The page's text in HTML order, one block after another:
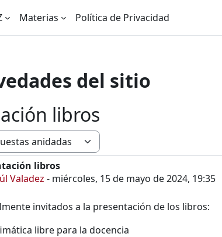
Materias Política de Privacidad
del sitio
libros
libros
Valadez - miércoles, 15 de mayo de 2024, 19:35
de respuestas: 0
invitados a la presentación de los libros:
libre para la docencia